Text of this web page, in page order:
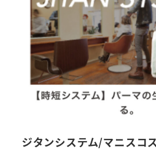
ジタンシステム/マニスコ